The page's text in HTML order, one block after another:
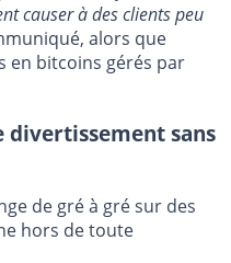
causer à des clients peu
alors que
en bitcoins gérés par
divertissement sans
de gré à gré sur des
hors de toute